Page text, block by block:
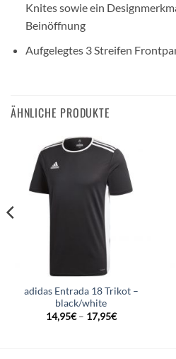
Knites sowie ein
Beinöffnung
Aufgelegtes 3 Streifen
ÄHNLICHE PRODUKTE
adidas Entrada 18 Trikot –
black/white
14,95€– 17,95€